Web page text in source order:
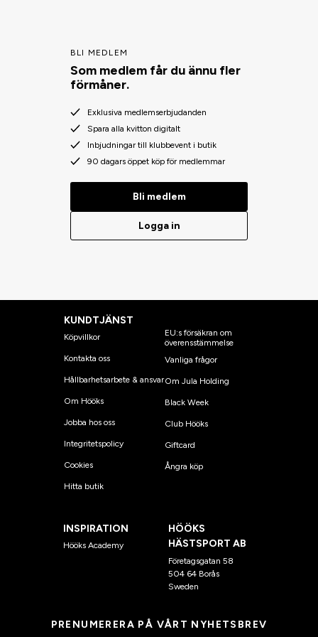
BLI MEDLEM
Som medlem får du ännu fler
förmåner.
Exklusiva medlemserbjudanden
Spara alla kvitton digitalt
Inbjudningar till klubbevent i butik
90 dagars öppet köp för medlemmar
Bli medlem
Logga in
KUNDTJÄNST
Köpvillkor
Kontakta oss
Hållbarhetsarbete & ansvar
Om Hööks
Jobba hos oss
Integritetspolicy
Cookies
Hitta butik
EU:s försäkran om
överensstämmelse
Vanliga frågor
Om Jula Holding
Black Week
Club Hööks
Giftcard
Ångra köp
INSPIRATION
Hööks Academy
HÖÖKS
HÄSTSPORT AB
Företagsgatan 58
504 64 Borås
Sweden
PRENUMERERA PÅ VÅRT NYHETSBREV